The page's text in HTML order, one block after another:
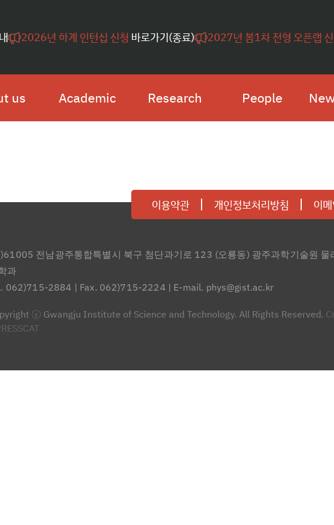
2026년 하계 인턴십 신청 바로가기(종료) 2027년 봄1차 전형 오픈랩
us Academic Research People
이용약관 개인정보처리방침 이
전남광주통합특별시 북구 첨단과기로 123 (오룡동) 광주과학기술원 물
과
062)715-2884 | Fax. 062)715-2224 | E-mail. phys@gist.ac.kr
ⓒ Gwangju Institute of Science and Technology. All Rights Reserved.